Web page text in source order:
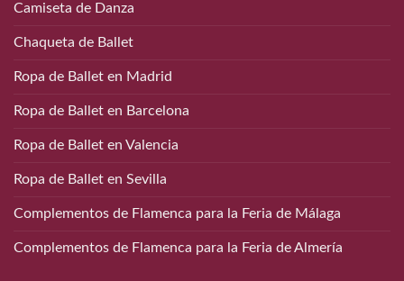
Camiseta de Danza
Chaqueta de Ballet
Ropa de Ballet en Madrid
Ropa de Ballet en Barcelona
Ropa de Ballet en Valencia
Ropa de Ballet en Sevilla
Complementos de Flamenca para la Feria de Málaga
Complementos de Flamenca para la Feria de Almería